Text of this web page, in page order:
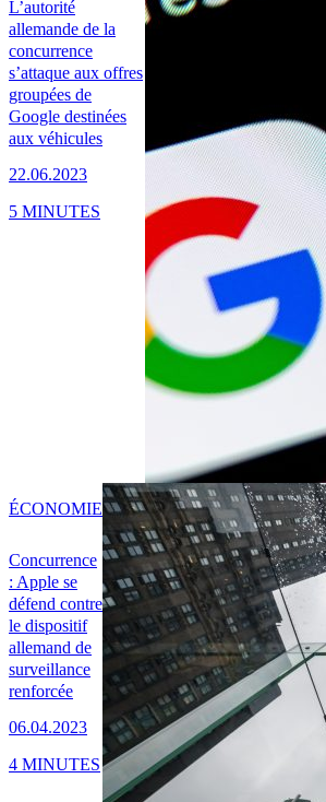
L’autorité
allemande de la
concurrence
s’attaque aux offres
groupées de
Google destinées
aux véhicules
22.06.2023
5 MINUTES
Concurrence
: Apple se
défend contre
le dispositif
allemand de
surveillance
renforcée
06.04.2023
ÉCONOMIE
4 MINUTES